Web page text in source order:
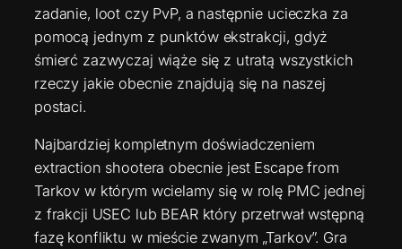
zadanie, loot czy PvP, a następnie ucieczka za
pomocą jednym z punktów ekstrakcji, gdyż
śmierć zazwyczaj wiąże się z utratą wszystkich
rzeczy jakie obecnie znajdują się na naszej
postaci.
Najbardziej kompletnym doświadczeniem
extraction shootera obecnie jest Escape from
Tarkov w którym wcielamy się w rolę PMC jednej
z frakcji USEC lub BEAR który przetrwał wstępną
fazę konfliktu w mieście zwanym „Tarkov”. Gra